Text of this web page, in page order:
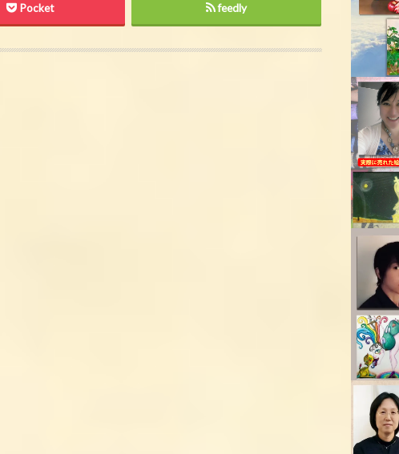
Pocket feedly